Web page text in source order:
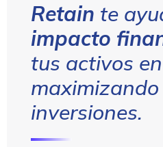
Retain te
impacto
tus activos
inversiones.